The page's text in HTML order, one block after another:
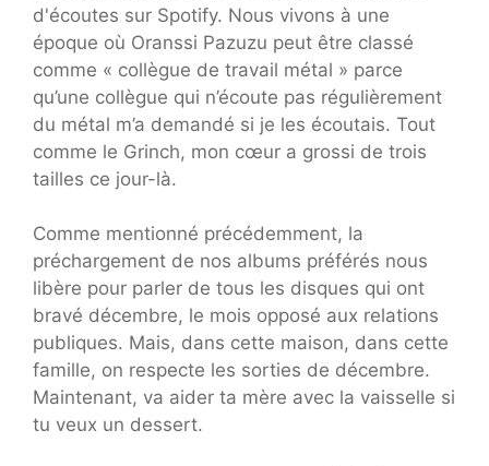
d'écoutes sur Spotify. Nous vivons à une
époque où Oranssi Pazuzu peut être classé
comme « collègue de travail métal » parce
qu’une collègue qui n’écoute pas régulièrement
du métal m’a demandé si je les écoutais. Tout
comme le Grinch, mon cœur a grossi de trois
tailles ce jour-là.
Comme mentionné précédemment, la
préchargement de nos albums préférés nous
libère pour parler de tous les disques qui ont
bravé décembre, le mois opposé aux relations
publiques. Mais, dans cette maison, dans cette
famille, on respecte les sorties de décembre.
Maintenant, va aider ta mère avec la vaisselle si
tu veux un dessert.